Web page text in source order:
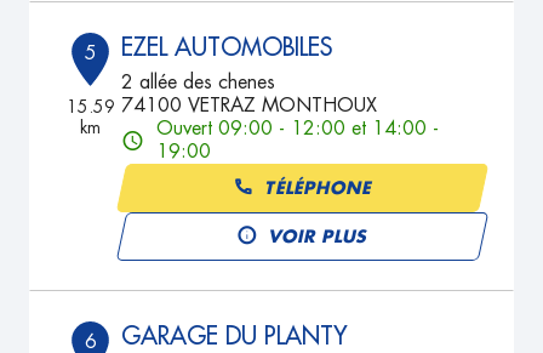
5
15.59
km
EZEL AUTOMOBILES
2 allée des chenes
74100 VETRAZ MONTHOUX
Ouvert 09:00 - 12:00 et 14:00 -
19:00
TÉLÉPHONE
VOIR PLUS
6 GARAGE DU PLANTY